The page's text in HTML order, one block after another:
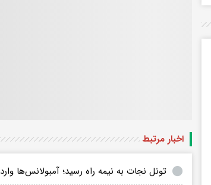
اخبار مرتبط
تونل نجات به نیمه راه رسید؛ آمبولانس‌ها